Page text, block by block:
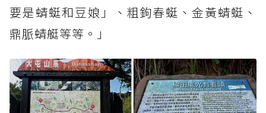
要是蜻蜓和豆娘」、粗鉤春蜓、金黃蜻蜓、
鼎脈蜻艇等等。」